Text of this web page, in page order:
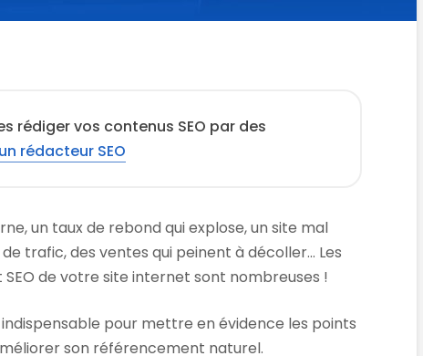
rédiger vos contenus SEO par des
rédacteur SEO
un taux de rebond qui explose, un site mal
trafic, des ventes qui peinent à décoller… Les
de votre site internet sont nombreuses !
indispensable pour mettre en évidence les points
son référencement naturel.